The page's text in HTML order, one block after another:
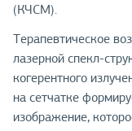
(КЧСМ).
Терапевтическое
лазерной спекл-
когерентного
на сетчатке
изображение,